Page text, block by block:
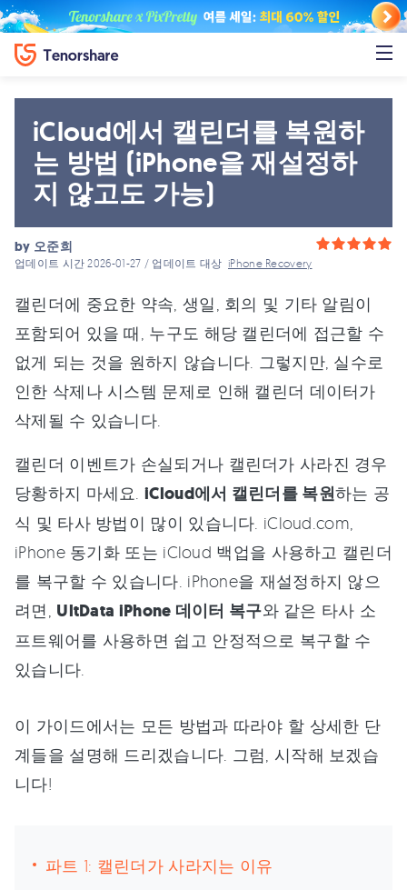
iCloud에서 캘린더를 복원하
는 방법 (iPhone을 재설정하
지 않고도 가능)
by 오준희
업데이트 시간 2026-01-27 / 업데이트 대상iPhone Recovery
캘린더에 중요한 약속, 생일, 회의 및 기타 알림이
포함되어 있을 때, 누구도 해당 캘린더에 접근할 수
없게 되는 것을 원하지 않습니다. 그렇지만, 실수로
인한 삭제나 시스템 문제로 인해 캘린더 데이터가
삭제될 수 있습니다.
캘린더 이벤트가 손실되거나 캘린더가 사라진 경우
당황하지 마세요. iCloud에서 캘린더를 복원하는 공
식 및 타사 방법이 많이 있습니다. iCloud.com,
iPhone 동기화 또는 iCloud 백업을 사용하고 캘린더
를 복구할 수 있습니다. iPhone을 재설정하지 않으
려면, UltData iPhone 데이터 복구와 같은 타사 소
프트웨어를 사용하면 쉽고 안정적으로 복구할 수
있습니다.
이 가이드에서는 모든 방법과 따라야 할 상세한 단
계들을 설명해 드리겠습니다. 그럼, 시작해 보겠습
니다!
파트 1: 캘린더가 사라지는 이유